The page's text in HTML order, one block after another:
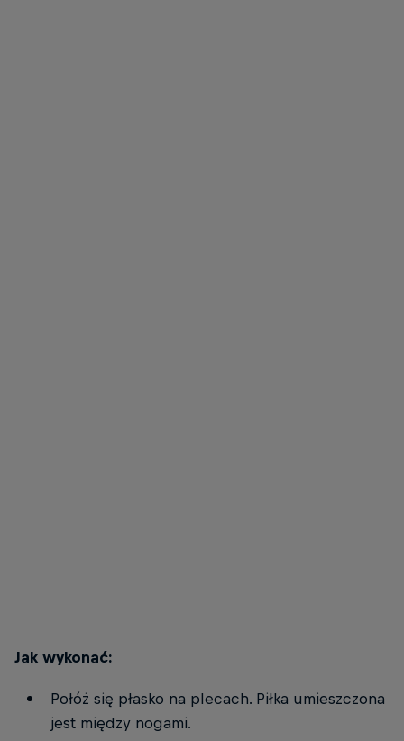
Jak wykonać:
Połóż się płasko na plecach. Piłka umieszczona
jest między nogami.